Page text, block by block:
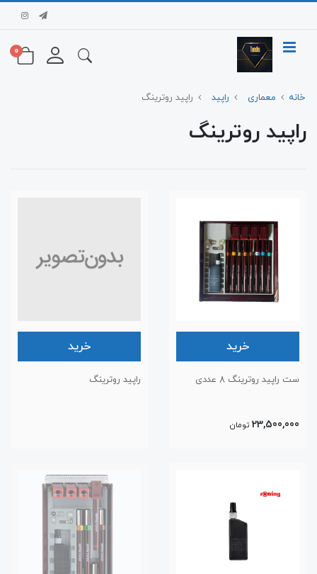
0
خانه معماری راپید راپید روترینگ
راپید روترینگ
خرید
ست راپید روترینگ ۸ عددی
23,500,000 تومان
خرید
راپید روترینگ